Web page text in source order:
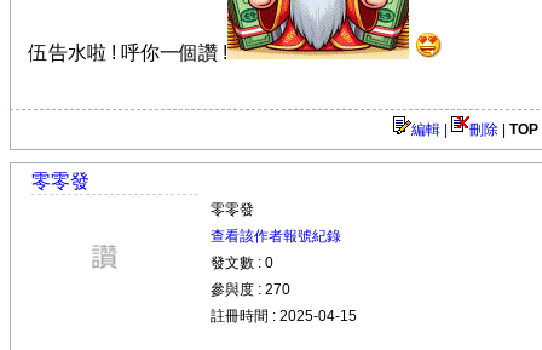
伍告水啦 ! 呼你一個讚 !
編輯 | 刪除 TOP
零零發
零零發
查看該作者報號紀錄
發文數 : 0
參與度 : 270
註冊時間 : 2025-04-15